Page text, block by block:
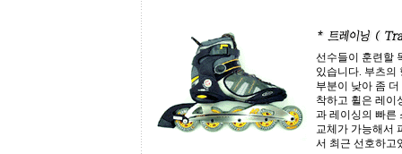
선수들이 훈련할
있습니다. 부츠의
부분이 낮아 좀
착하고 휠은 레이
과 레이싱의 빠른
교체가 가능해서
서 최근 선호하고